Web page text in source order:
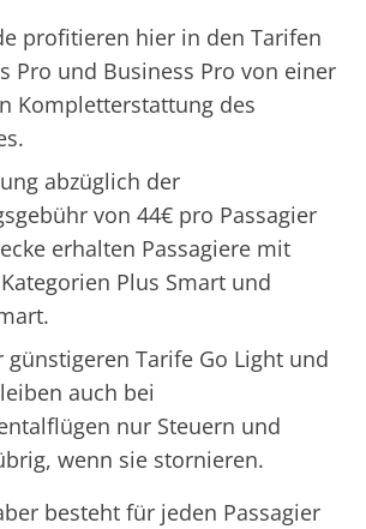
profitieren hier in den Tarifen
Pro und Business Pro von einer
Kompletterstattung des
abzüglich der
von 44€ pro Passagier
erhalten Passagiere mit
Plus Smart und
günstigeren Tarife Go Light und
auch bei
nur Steuern und
wenn sie stornieren.
besteht für jeden Passagier